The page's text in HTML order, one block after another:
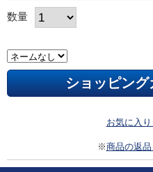
数量
お気に入
※商品の返